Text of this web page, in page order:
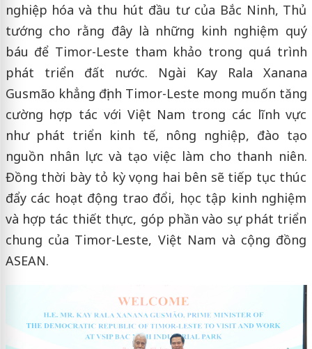
nghiệp hóa và thu hút đầu tư của Bắc Ninh, Thủ
tướng cho rằng đây là những kinh nghiệm quý
báu để Timor-Leste tham khảo trong quá trình
phát triển đất nước. Ngài Kay Rala Xanana
Gusmão khẳng định Timor-Leste mong muốn tăng
cường hợp tác với Việt Nam trong các lĩnh vực
như phát triển kinh tế, nông nghiệp, đào tạo
nguồn nhân lực và tạo việc làm cho thanh niên.
Đồng thời bày tỏ kỳ vọng hai bên sẽ tiếp tục thúc
đẩy các hoạt động trao đổi, học tập kinh nghiệm
và hợp tác thiết thực, góp phần vào sự phát triển
chung của Timor-Leste, Việt Nam và cộng đồng
ASEAN.